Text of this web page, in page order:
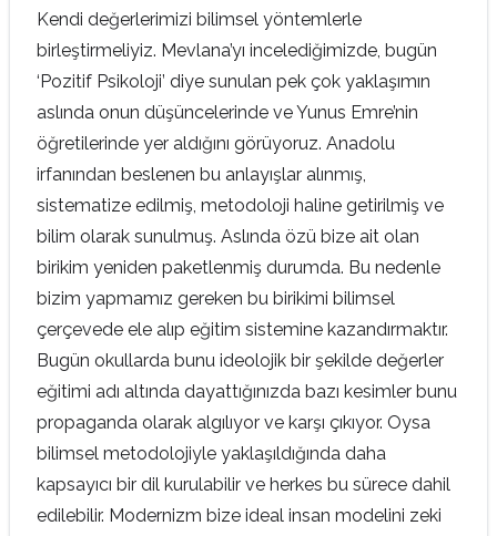
Kendi değerlerimizi bilimsel yöntemlerle
birleştirmeliyiz. Mevlana’yı incelediğimizde, bugün
‘Pozitif Psikoloji’ diye sunulan pek çok yaklaşımın
aslında onun düşüncelerinde ve Yunus Emre’nin
öğretilerinde yer aldığını görüyoruz. Anadolu
irfanından beslenen bu anlayışlar alınmış,
sistematize edilmiş, metodoloji haline getirilmiş ve
bilim olarak sunulmuş. Aslında özü bize ait olan
birikim yeniden paketlenmiş durumda. Bu nedenle
bizim yapmamız gereken bu birikimi bilimsel
çerçevede ele alıp eğitim sistemine kazandırmaktır.
Bugün okullarda bunu ideolojik bir şekilde değerler
eğitimi adı altında dayattığınızda bazı kesimler bunu
propaganda olarak algılıyor ve karşı çıkıyor. Oysa
bilimsel metodolojiyle yaklaşıldığında daha
kapsayıcı bir dil kurulabilir ve herkes bu sürece dahil
edilebilir. Modernizm bize ideal insan modelini zeki